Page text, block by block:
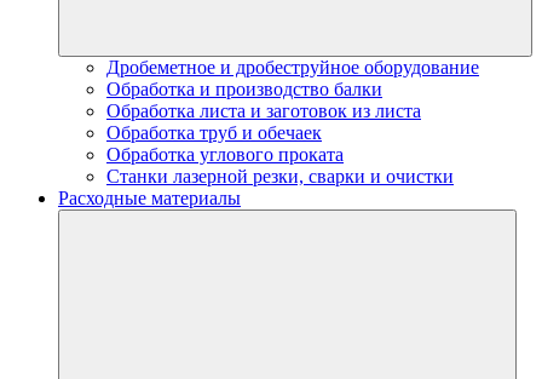
Дробеметное и дробеструйное оборудование
Обработка и производство балки
Обработка листа и заготовок из листа
Обработка труб и обечаек
Обработка углового проката
Станки лазерной резки, сварки и очистки
Расходные материалы